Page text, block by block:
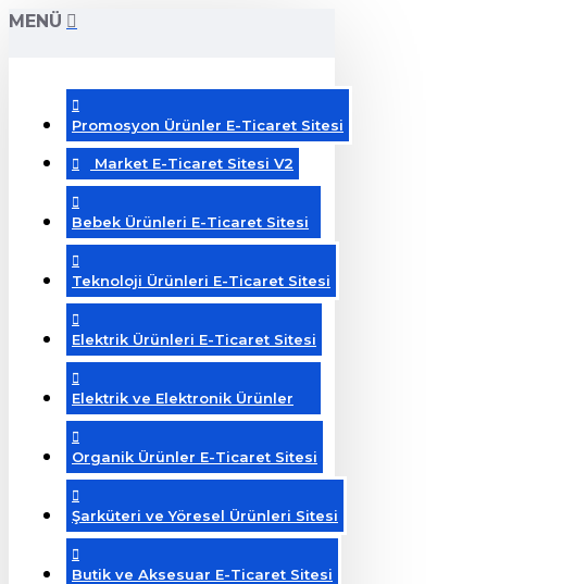
MENÜ
Promosyon Ürünler E-Ticaret Sitesi
Market E-Ticaret Sitesi V2
Bebek Ürünleri E-Ticaret Sitesi
Teknoloji Ürünleri E-Ticaret Sitesi
Elektrik Ürünleri E-Ticaret Sitesi
Elektrik ve Elektronik Ürünler
Organik Ürünler E-Ticaret Sitesi
Şarküteri ve Yöresel Ürünleri Sitesi
Butik ve Aksesuar E-Ticaret Sitesi